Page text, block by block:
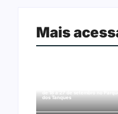
Mais
de 18 a 27 de setembro no Parque
dos Tanques